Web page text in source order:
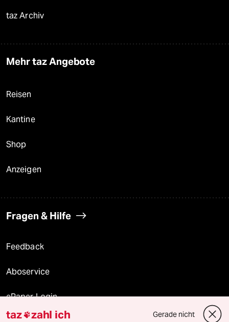
taz Archiv
Mehr taz Angebote
Reisen
Kantine
Shop
Anzeigen
Fragen & Hilfe
Feedback
Aboservice
ePaper Login
taz zahl ich Gerade nicht